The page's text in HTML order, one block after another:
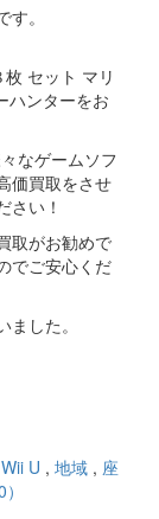
。
セット マリ
ハンターをお
なゲームソフ
価買取をさせ
さい！
取がお勧めで
でご安心くだ
した。
Wii U , 地域 , 座